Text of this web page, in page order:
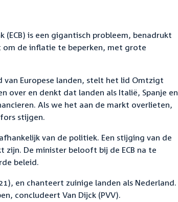
is een gigantisch probleem, benadrukt
om de inflatie te beperken, met grote
van Europese landen, stelt het lid Omtzigt
over en denkt dat landen als Italië, Spanje en
Als we het aan de markt overlieten,
stijgen.
van de politiek. Een stijging van de
De minister belooft bij de ECB na te
beleid.
en chanteert zuinige landen als Nederland.
concludeert Van Dijck (PVV).